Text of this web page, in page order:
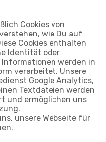
Cookies von
wie Du auf
Cookies enthalten
Identität oder
Informationen werden in
verarbeitet. Unsere
Google Analytics,
Textdateien werden
und ermöglichen uns
unsere Webseite für